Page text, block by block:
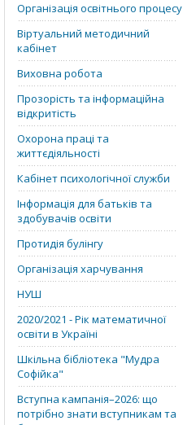
Організація освітнього процесу
Віртуальний методичний
кабінет
Виховна робота
Прозорість та інформаційна
відкритість
Охорона праці та
життєдіяльності
Кабінет психологічної служби
Інформація для батьків та
здобувачів освіти
Протидія булінгу
Організація харчування
НУШ
2020/2021 - Рік математичної
освіти в Україні
Шкільна бібліотека "Мудра
Софійка"
Вступна кампанія–2026: що
потрібно знати вступникам та